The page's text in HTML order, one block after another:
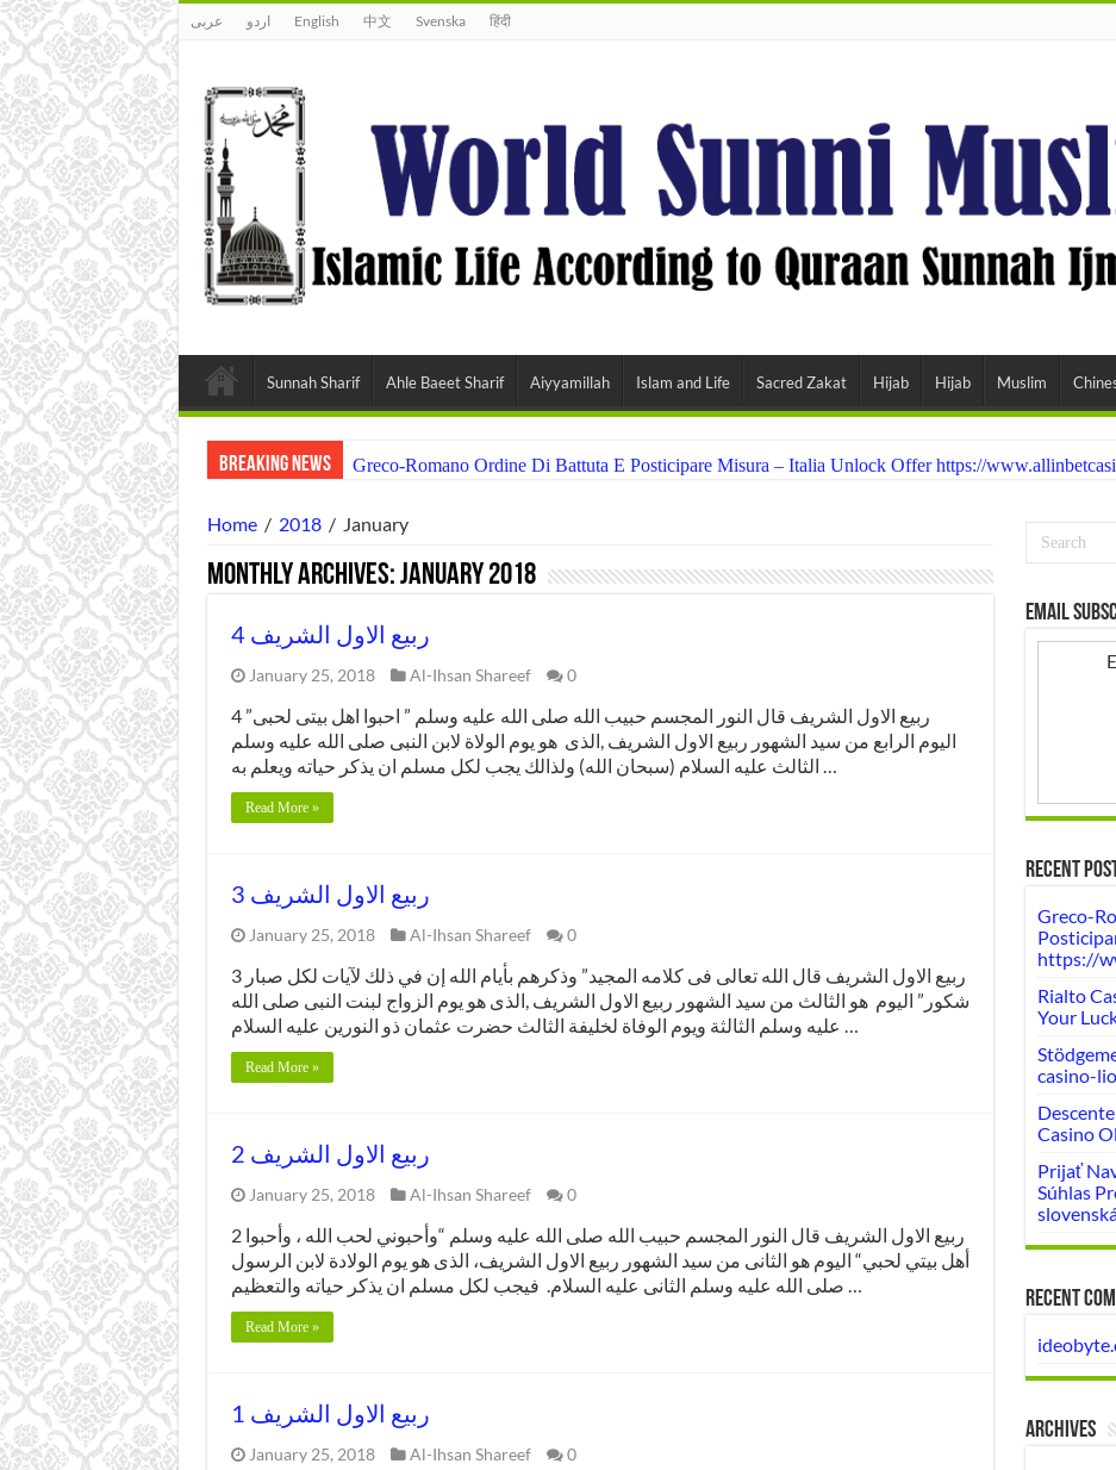
عربى اردو English 中文 Svenska हिंदी
Sunnah Sharif Ahle Baeet Sharif Aiyyamillah Islam and Life Sacred Zakat Hijab Hijab Muslim
Breaking News Greco-Romano Ordine Di Battuta E Posticipare Misura – Italia Unlock Offer https://
Home / 2018 / January
Monthly Archives:January 2018
4 ربيع الاول الشريف
January 25, 2018 Al-Ihsan Shareef 0
4 ربيع الاول الشريف قال النور المجسم حبيب الله صلى الله عليه وسلم ” احبوا اهل بيتى لحبى”
اليوم الرابع من سيد الشهور ربيع الاول الشريف ,الذى هو يوم الولاة لابن النبى صلى الله عليه وسلم
الثالث عليه السلام (سبحان الله) ولذالك يجب لكل مسلم ان يذكر حياته ويعلم به …
Read More »
3 ربيع الاول الشريف
January 25, 2018 Al-Ihsan Shareef 0
3 ربيع الاول الشريف قال الله تعالى فى كلامه المجيد” وذكرهم بأيام الله إن في ذلك لآيات لكل صبار
شكور” اليوم هو الثالث من سيد الشهور ربيع الاول الشريف ,الذى هو يوم الزواج لبنت النبى صلى الله
عليه وسلم الثالثة ويوم الوفاة لخليفة الثالث حضرت عثمان ذو النورين عليه السلام …
Read More »
2 ربيع الاول الشريف
January 25, 2018 Al-Ihsan Shareef 0
2 ربيع الاول الشريف قال النور المجسم حبيب الله صلى الله عليه وسلم “وأحبوني لحب الله ، وأحبوا
أهل بيتي لحبي“ اليوم هو الثانى من سيد الشهور ربيع الاول الشريف، الذى هو يوم الولادة لابن الرسول
صلى الله عليه وسلم الثانى عليه السلام. فيجب لكل مسلم ان يذكر حياته والتعظيم …
Read More »
1 ربيع الاول الشريف
January 25, 2018 Al-Ihsan Shareef 0
Email
Recent
Greco-
https://
Rialto
Your
casino-
Casino
Prijať
Súhlas
Recent
Archives